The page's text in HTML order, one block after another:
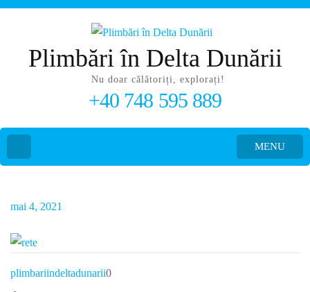
Plimbări în Delta Dunării
Nu doar călătoriți, explorați!
+40 748 595 889
MENU
mai 4, 2021
plimbariindeltadunarii0